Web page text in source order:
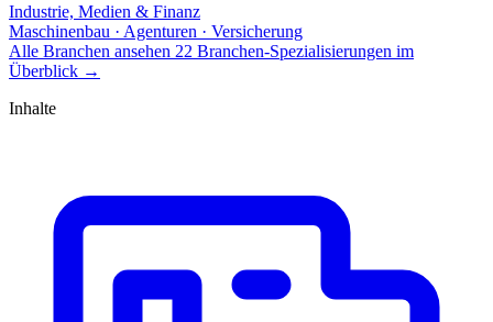
Industrie, Medien & Finanz
Maschinenbau · Agenturen · Versicherung
Alle Branchen ansehen 22 Branchen-Spezialisierungen im
Überblick →
Inhalte